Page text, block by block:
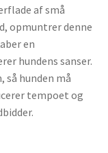
af små
opmuntrer denne
en
hundens sanser.
så hunden må
tempoet og